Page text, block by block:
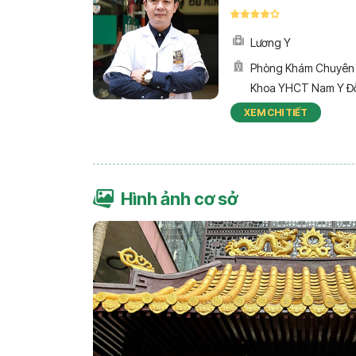
Lương Y
Phòng Khám Chuyên
Khoa YHCT Nam Y
Minh Đường
XEM CHI TIẾT
Hình ảnh cơ sở